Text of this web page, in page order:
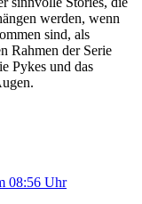
werden, wenn
sind, als
Rahmen der Serie
Pykes und das
08:56 Uhr